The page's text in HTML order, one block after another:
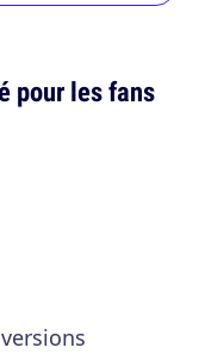
pour les fans